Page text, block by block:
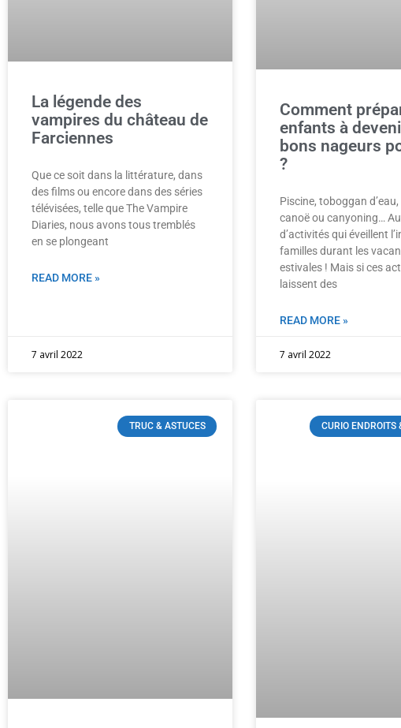
La légende des
vampires du château de
Farciennes
Que ce soit dans la littérature, dans
des films ou encore dans des séries
télévisées, telle que The Vampire
Diaries, nous avons tous tremblés
en se plongeant
READ MORE »
7 avril 2022
Comment
enfants à
bons nageurs
?
Piscine, toboggan
canoë ou canyoning…
d’activités qui éveillent
familles durant les
estivales ! Mais si ces
laissent des
READ MORE »
7 avril 2022
TRUC & ASTUCES CURIO ENDROITS